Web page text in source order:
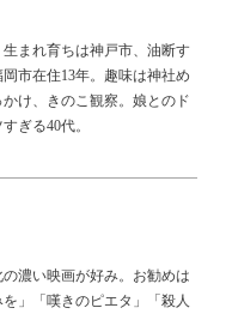
まれ育ちは神戸市、油断す
市在住13年。趣味は神社め
かけ、きのこ観察。娘とのド
ぎる40代。
濃い映画が好み。お勧めは
を」「嘆きのピエタ」「殺人